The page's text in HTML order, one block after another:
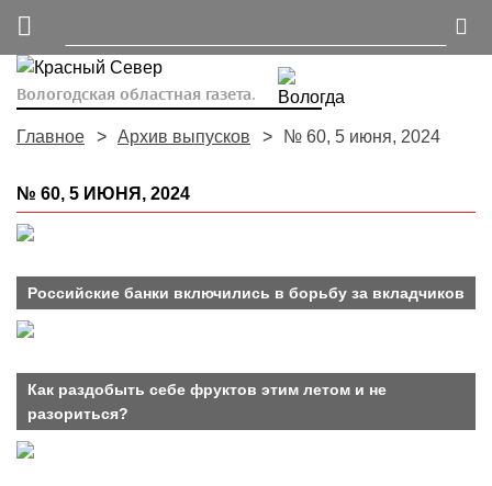
Вологодская областная газета.
Главное Архив выпусков № 60, 5 июня, 2024
№ 60, 5 ИЮНЯ, 2024
Российские банки включились в борьбу за вкладчиков
Как раздобыть себе фруктов этим летом и не
разориться?